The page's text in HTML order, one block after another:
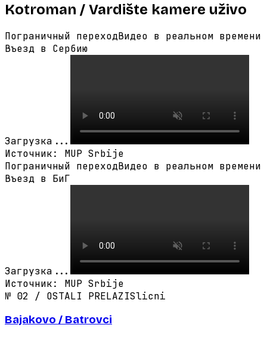
Kotroman / Vardište kamere uživo
Пограничный переходВидео в реальном времени
Въезд в Сербию
Загрузка...
Источник: MUP Srbije
Пограничный переходВидео в реальном времени
Въезд в БиГ
Загрузка...
Источник: MUP Srbije
№ 02 / OSTALI PRELAZISlicni
Bajakovo / Batrovci